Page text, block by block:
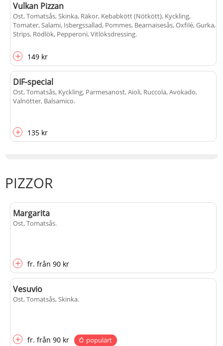
Vulkan Pizzan
Ost, Tomatsås, Skinka, Räkor, Kebabkött (Nötkött), Kyckling,
Tomater, Salami, Isbergssallad, Pommes, Bearnaisesås, Oxfilé, Gurka,
Strips, Rödlök, Pepperoni, Vitlöksdressing.
+ 149 kr
DIF-special
Ost, Tomatsås, Kyckling, Parmesanost, Aioli, Ruccola, Avokado,
Valnötter, Balsamico.
+ 135 kr
PIZZOR
Margarita
Ost, Tomatsås.
+ fr. från 90 kr
Vesuvio
Ost, Tomatsås, Skinka.
+ fr. från 90 kr populärt